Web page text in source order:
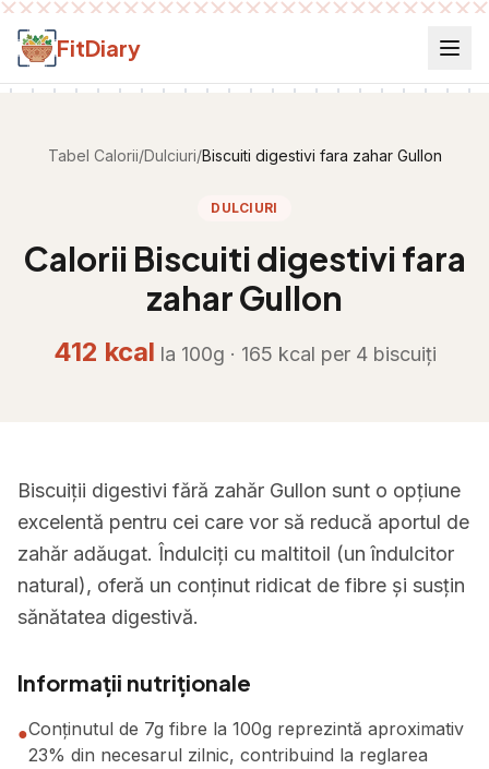
Salt la conținut
FitDiary
Tabel Calorii/Dulciuri/Biscuiti digestivi fara zahar Gullon
DULCIURI
Calorii Biscuiti digestivi fara
zahar Gullon
412 kcal la 100g · 165 kcal per 4 biscuiți
Biscuiții digestivi fără zahăr Gullon sunt o opțiune
excelentă pentru cei care vor să reducă aportul de
zahăr adăugat. Îndulciți cu maltitoil (un îndulcitor
natural), oferă un conținut ridicat de fibre și susțin
sănătatea digestivă.
Informații nutriționale
●Conținutul de 7g fibre la 100g reprezintă aproximativ
23% din necesarul zilnic, contribuind la reglarea